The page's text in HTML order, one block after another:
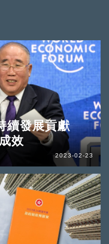
續發展貢獻
效
2023-02-23